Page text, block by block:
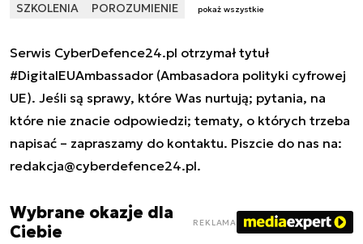
SZKOLENIA
POROZUMIENIE pokaż wszystkie
Serwis CyberDefence24.pl otrzymał tytuł
#DigitalEUAmbassador (Ambasadora polityki cyfrowej
UE). Jeśli są sprawy, które Was nurtują; pytania, na
które nie znacie odpowiedzi; tematy, o których trzeba
napisać – zapraszamy do kontaktu. Piszcie do nas na:
redakcja@cyberdefence24.pl.
Wybrane okazje dla
Ciebie
REKLAMA